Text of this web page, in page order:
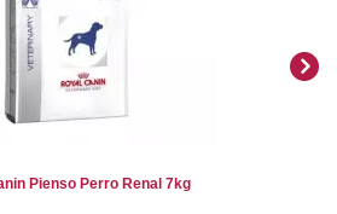
Pienso Perro Renal 7kg